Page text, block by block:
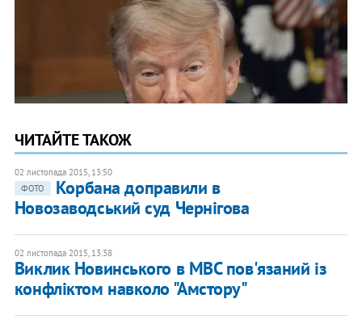
ЧИТАЙТЕ ТАКОЖ
02 листопада 2015, 13:50
ФОТО
Корбана доправили в
Новозаводський суд Чернігова
02 листопада 2015, 13:38
Виклик Новинського в МВС пов'язаний із
конфліктом навколо "Амстору"